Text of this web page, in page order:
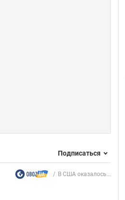
Подписаться
В США оказалось...